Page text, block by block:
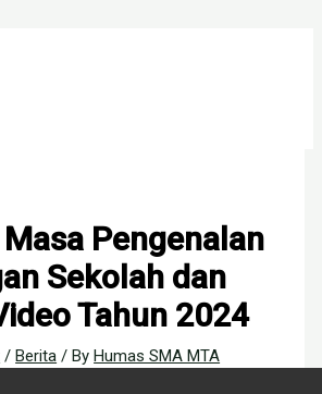
Pengenalan
Sekolah dan
Tahun 2024
/ Berita / By Humas SMA MTA